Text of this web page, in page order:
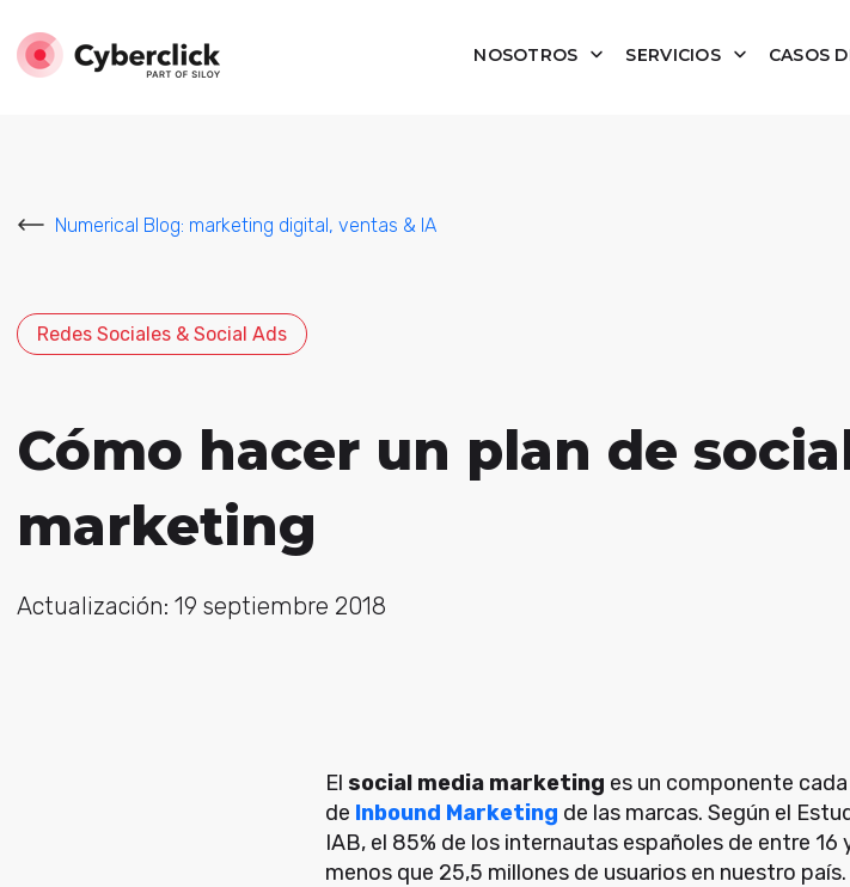
NOSOTROS SERVICIOS CASOS
Numerical Blog: marketing digital, ventas & IA
Redes Sociales & Social Ads
Cómo hacer un plan de
marketing
Actualización: 19 septiembre 2018
El social media marketing es un componente
de Inbound Marketing de las marcas. Según el
IAB, el 85% de los internautas españoles de entre
menos que 25,5 millones de usuarios en nuestro